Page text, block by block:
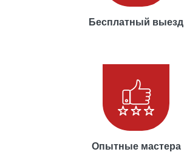
Бесплатный выезд
Опытные мастера